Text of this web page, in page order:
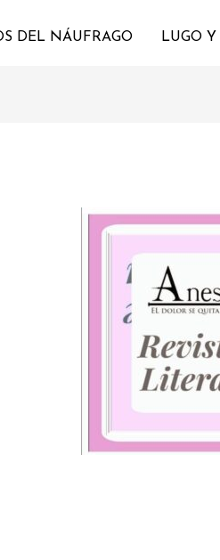
DEL NÁUFRAGO LUGO